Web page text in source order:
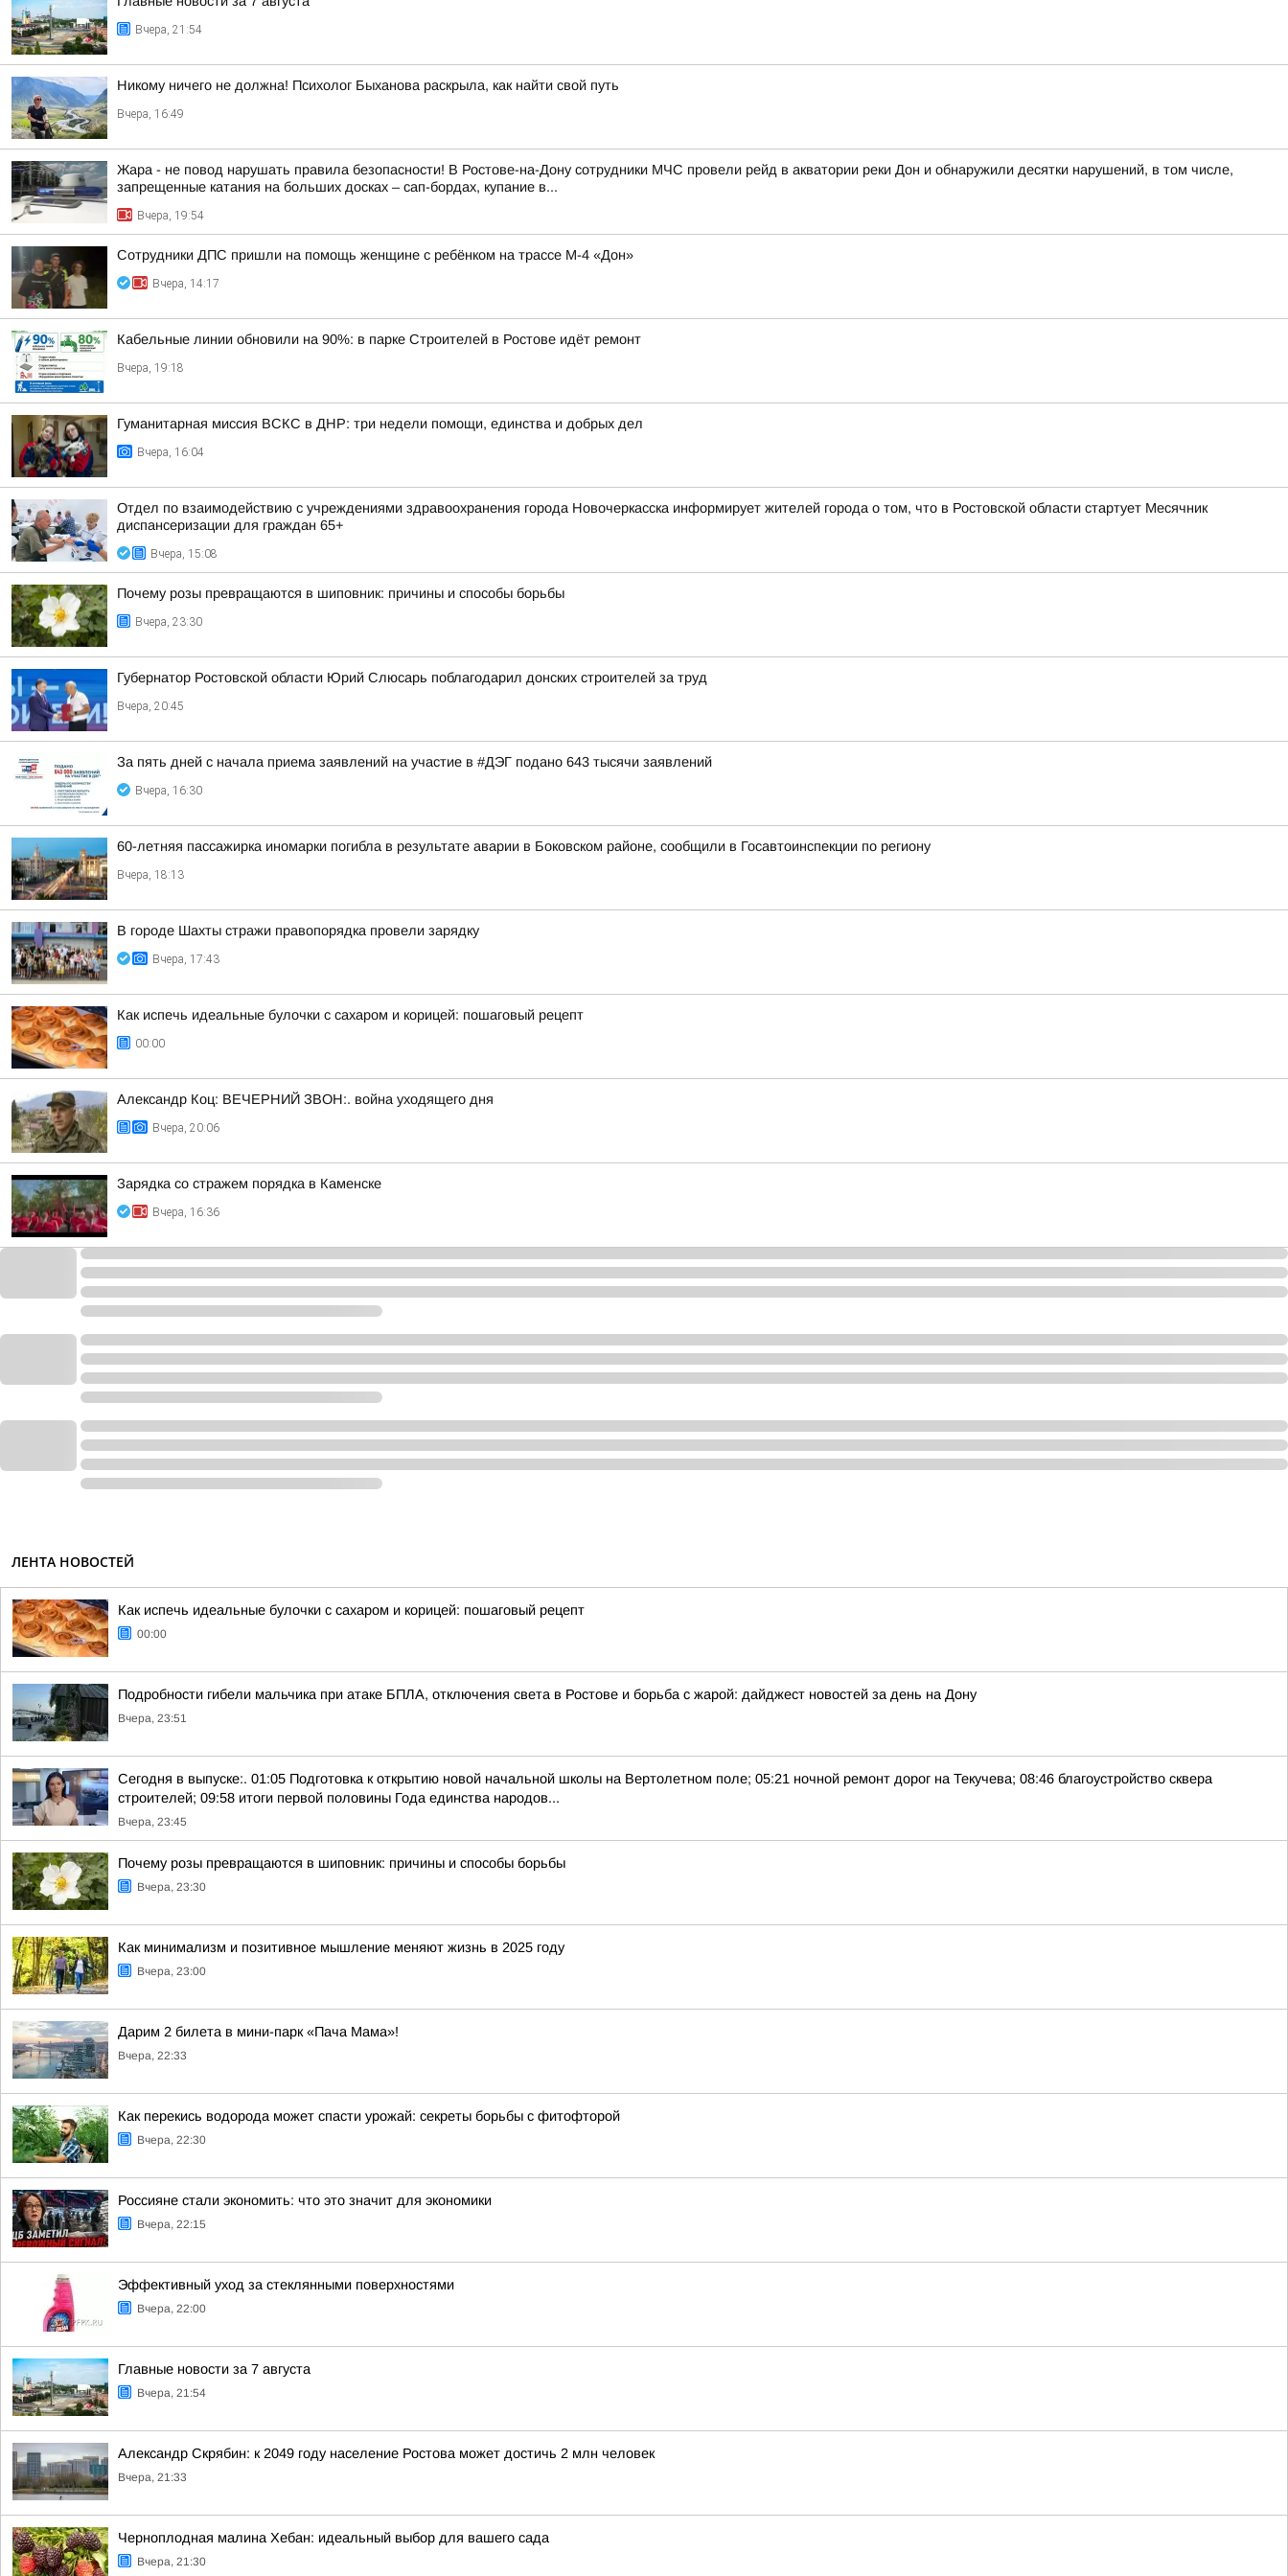
Вчера, 21:54
Никому ничего не должна! Психолог Быханова раскрыла, как найти свой путь
Вчера, 16:49
Жара - не повод нарушать правила безопасности! В Ростове-на-Дону сотрудники МЧС провели рейд в акватории реки Дон и обнаружили десятки нарушений, в том числе,
запрещенные катания на больших досках – сап-бордах, купание в...
Вчера, 19:54
Сотрудники ДПС пришли на помощь женщине с ребёнком на трассе М-4 «Дон»
Вчера, 14:17
Кабельные линии обновили на 90%: в парке Строителей в Ростове идёт ремонт
Вчера, 19:18
Гуманитарная миссия ВСКС в ДНР: три недели помощи, единства и добрых дел
Вчера, 16:04
Отдел по взаимодействию с учреждениями здравоохранения города Новочеркасска информирует жителей города о том, что в Ростовской области стартует Месячник
диспансеризации для граждан 65+
Вчера, 15:08
Почему розы превращаются в шиповник: причины и способы борьбы
Вчера, 23:30
Губернатор Ростовской области Юрий Слюсарь поблагодарил донских строителей за труд
Вчера, 20:45
За пять дней с начала приема заявлений на участие в #ДЭГ подано 643 тысячи заявлений
Вчера, 16:30
60-летняя пассажирка иномарки погибла в результате аварии в Боковском районе, сообщили в Госавтоинспекции по региону
Вчера, 18:13
В городе Шахты стражи правопорядка провели зарядку
Вчера, 17:43
Как испечь идеальные булочки с сахаром и корицей: пошаговый рецепт
00:00
Александр Коц: ВЕЧЕРНИЙ ЗВОН:. война уходящего дня
Вчера, 20:06
Зарядка со стражем порядка в Каменске
Вчера, 16:36
ЛЕНТА НОВОСТЕЙ
Как испечь идеальные булочки с сахаром и корицей: пошаговый рецепт
00:00
Подробности гибели мальчика при атаке БПЛА, отключения света в Ростове и борьба с жарой: дайджест новостей за день на Дону
Вчера, 23:51
Сегодня в выпуске:. 01:05 Подготовка к открытию новой начальной школы на Вертолетном поле; 05:21 ночной ремонт дорог на Текучева; 08:46 благоустройство сквера
строителей; 09:58 итоги первой половины Года единства народов...
Вчера, 23:45
Почему розы превращаются в шиповник: причины и способы борьбы
Вчера, 23:30
Как минимализм и позитивное мышление меняют жизнь в 2025 году
Вчера, 23:00
Дарим 2 билета в мини-парк «Пача Мама»!
Вчера, 22:33
Как перекись водорода может спасти урожай: секреты борьбы с фитофторой
Вчера, 22:30
Россияне стали экономить: что это значит для экономики
Вчера, 22:15
Эффективный уход за стеклянными поверхностями
Вчера, 22:00
Главные новости за 7 августа
Вчера, 21:54
Александр Скрябин: к 2049 году население Ростова может достичь 2 млн человек
Вчера, 21:33
Черноплодная малина Хебан: идеальный выбор для вашего сада
Вчера, 21:30